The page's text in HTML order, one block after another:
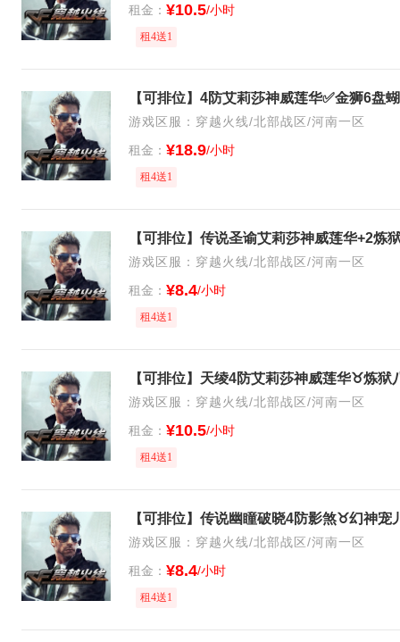
租金： ¥10.5/小时
租4送1
游戏区服：穿越火线/北部战区/河南一区
租金： ¥18.9/小时
租4送1
游戏区服：穿越火线/北部战区/河南一区
租金： ¥8.4/小时
租4送1
游戏区服：穿越火线/北部战区/河南一区
租金： ¥10.5/小时
租4送1
游戏区服：穿越火线/北部战区/河南一区
租金： ¥8.4/小时
租4送1